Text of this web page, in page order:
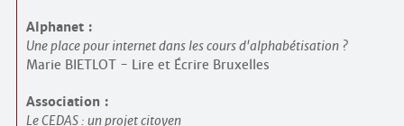
Alphanet :
Une place pour internet dans les cours d'alphabétisation ?
Marie BIETLOT - Lire et Écrire Bruxelles
Association :
Le CEDAS : un projet citoyen